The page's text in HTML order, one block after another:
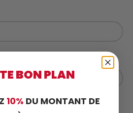
BON PLAN
10% DU MONTANT DE